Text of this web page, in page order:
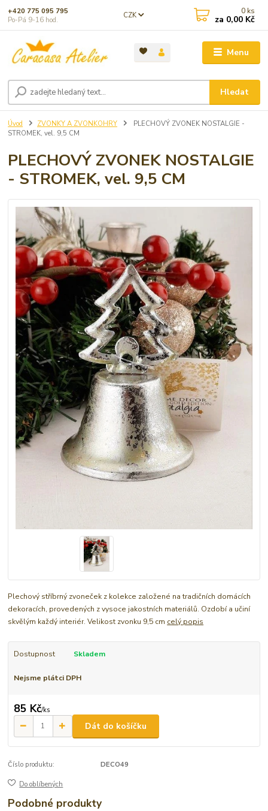
Menu
CZK
Hledat
+420 775 095 795
Po-Pá 9-16 hod.
0 ks
za 0,00 Kč
Úvod ZVONKY A ZVONKOHRY
PLECHOVÝ ZVONEK NOSTALGIE -
STROMEK, vel. 9,5 CM
PLECHOVÝ ZVONEK NOSTALGIE
- STROMEK, vel. 9,5 CM
Plechový stříbrný zvoneček z kolekce založené na tradičních domácích
dekoracích, provedených z vysoce jakostních materiálů. Ozdobí a učiní
skvělým každý interiér. Velikost zvonku 9,5 cm celý popis
Dostupnost Skladem
Nejsme plátci DPH
85 Kč/ks
Dát do košíčku
Číslo produktu: DECO49
Do oblíbených
Podobné produkty